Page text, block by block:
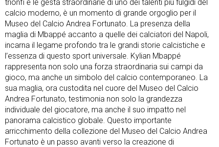
trionfi e le gesta straordinarie di uno dei talenti più fulgidi del
calcio moderno, è un momento di grande orgoglio per il
Museo del Calcio Andrea Fortunato. La presenza della
maglia di Mbappé accanto a quelle dei calciatori del Napoli,
incarna il legame profondo tra le grandi storie calcistiche e
l’essenza di questo sport universale. Kylian Mbappé
rappresenta non solo una forza straordinaria sui campi da
gioco, ma anche un simbolo del calcio contemporaneo. La
sua maglia, ora custodita nel cuore del Museo del Calcio
Andrea Fortunato, testimonia non solo la grandezza
individuale del giocatore, ma anche il suo impatto nel
panorama calcistico globale. Questo importante
arricchimento della collezione del Museo del Calcio Andrea
Fortunato è un passo avanti verso la creazione di